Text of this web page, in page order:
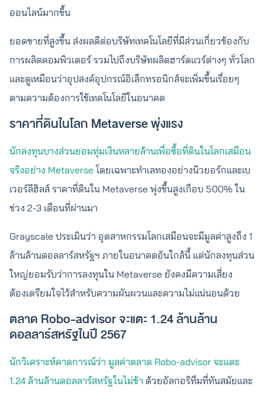
ออนไลน์มากขึ้น
ยอดขายที่สูงขึ้น ส่งผลดีต่อบริษัทเทคโนโลยีที่มีส่วนเกี่ยวข้องกับ
การผลิตคอมพิวเตอร์ รวมไปถึงบริษัทผลิตฮาร์ดแวร์ต่างๆ ทั่วโลก
และดูเหมือนว่าอุปสงค์อุปกรณ์อิเล็กทรอนิกส์จะเพิ่มขึ้นเรื่อยๆ
ตามความต้องการใช้เทคโนโลยีในอนาคต
ราคาที่ดินในโลก Metaverse พุ่งแรง
นักลงทุนบางส่วนยอมทุ่มเงินหลายล้านเพื่อซื้อที่ดินในโลกเสมือน
จริงอย่าง Metaverse โดยเฉพาะทำเลทองอย่างนิวยอร์กและเบ
เวอร์ลีฮิลส์ ราคาที่ดินใน Metaverse พุ่งขึ้นสูงเกือบ 500% ใน
ช่วง 2-3 เดือนที่ผ่านมา
Grayscale ประเมินว่า อุตสาหกรรมโลกเสมือนจะมีมูลค่าสูงถึง 1
ล้านล้านดอลลาร์สหรัฐฯ ภายในอนาคตอันใกล้นี้ แต่นักลงทุนส่วน
ใหญ่ยอมรับว่าการลงทุนใน Metaverse ยังคงมีความเสี่ยง
ต้องเตรียมใจไว้สำหรับความผันผวนและความไม่แน่นอนด้วย
ตลาด Robo-advisor จะแตะ 1.24 ล้านล้าน
ดอลลาร์สหรัฐในปี 2567
นักวิเคราะห์คาดการณ์ว่า มูลค่าตลาด Robo-advisor จะแตะ
1.24 ล้านล้านดอลลาร์สหรัฐในไม่ช้า ด้วยอัลกอริทึมที่ทันสมัยและ